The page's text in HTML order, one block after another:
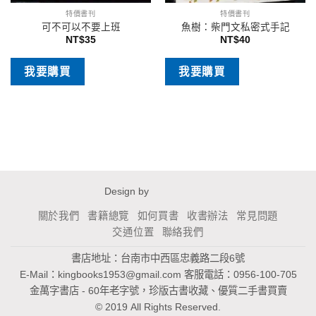
特價書刊
可不可以不要上班
NT$35
我要購買
特價書刊
魚樹：柴門文私密式手記
NT$40
我要購買
Design by
關於我們 書籍總覽 如何買書 收書辦法
常見問題
交通位置
聯絡我們
書店地址：台南市中西區忠義路二段6號
E-Mail： kingbooks1953@gmail.com 客服電話：0956-100-705
金萬字書店 - 60年老字號，珍版古書收藏、優質二手書買賣
© 2019 All Rights Reserved.